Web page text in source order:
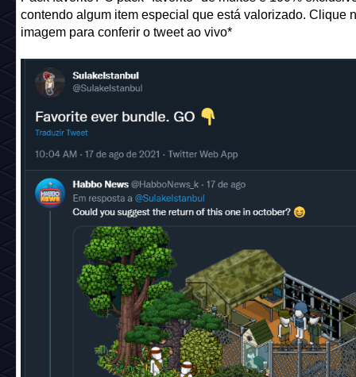
contendo algum item especial que está valorizado. Clique
imagem para conferir o tweet ao vivo*